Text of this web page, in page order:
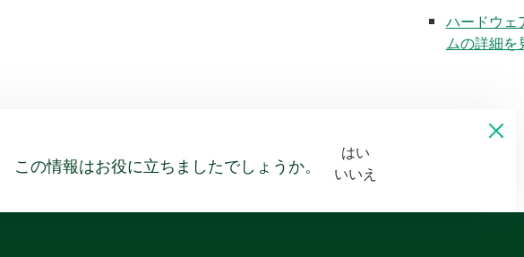
ハードウェ
ムの詳細を
この情報はお役に立ちましたでしょうか。
はい
いいえ